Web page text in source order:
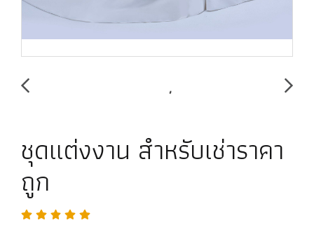
ชุดแต่งงาน สำหรับเช่าราคา
ถูก